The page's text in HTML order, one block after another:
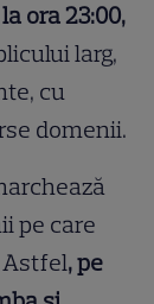
ora 23:00,
larg,
cu
domenii.
pe care
Astfel, pe